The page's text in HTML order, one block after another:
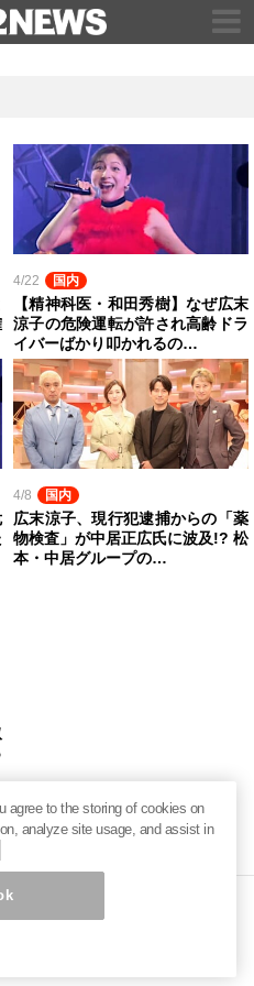
4/22 国内
【精神科医・和田秀樹】なぜ広末
涼子の危険運転が許され高齢ドラ
イバーばかり叩かれるの…
4/8 国内
広末涼子、現行犯逮捕からの「薬
物検査」が中居正広氏に波及!? 松
本・中居グループの…
します。無断転載を禁じます。 ©
agree to the storing of cookies on
analyze site usage, and assist in